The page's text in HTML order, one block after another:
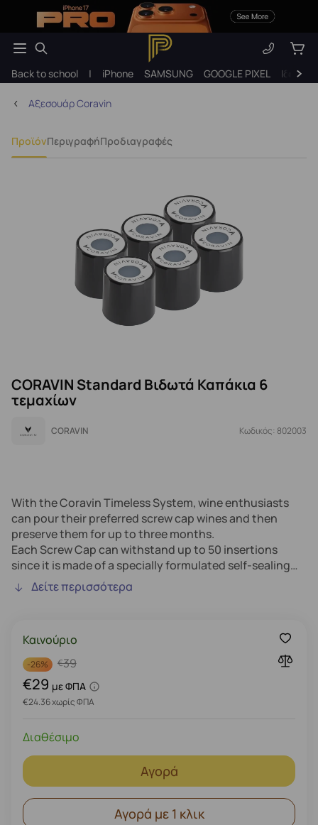
Back to school | iPhone SAMSUNG GOOGLE PIXEL Ιδέες
Αξεσουάρ Coravin
ΠροϊόνΠεριγραφήΠροδιαγραφές
CORAVIN Standard Βιδωτά Καπάκια 6
τεμαχίων
CORAVIN Κωδικός: 802003
With the Coravin Timeless System, wine enthusiasts
can pour their preferred screw cap wines and then
preserve them for up to three months.
Each Screw Cap can withstand up to 50 insertions
since it is made of a specially formulated self-sealing
silicone.
Included are six standard screw caps that work with the
Δείτε περισσότερα
Καινούριο
€29 με ΦΠΑ
€24.36 χωρίς ΦΠΑ
-26% 39
€
Διαθέσιμο
Αγορά
Αγορά με 1 κλικ